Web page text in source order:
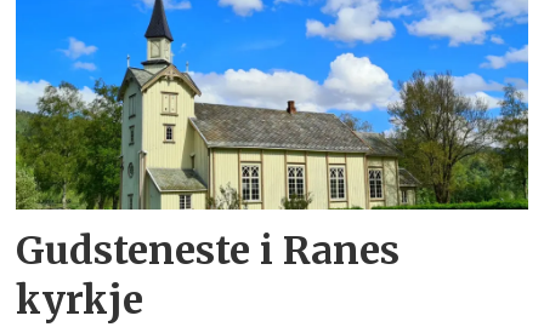
Gudsteneste i Ranes
kyrkje